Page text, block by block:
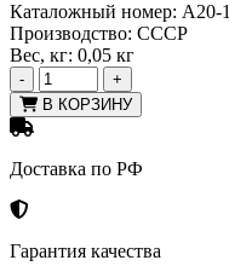
Каталожный номер: А20-
Производство: СССР
Вес, кг: 0,05 кг
-
+
В КОРЗИНУ
Доставка по РФ
Гарантия качества